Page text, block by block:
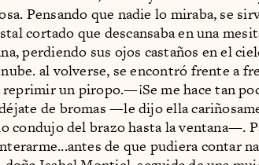
Pensando que nadie lo miraba, se
cortado que descansaba en una
perdiendo sus ojos castaños en el
al volverse, se encontró frente a
un piropo.—¡Se me hace tan
de bromas —le dijo ella
condujo del brazo hasta la ventana—.
de que pudiera contar